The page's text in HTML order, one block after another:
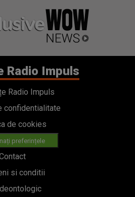
Radio Impuls
Radio Impuls
confidentialitate
de cookies
preferințele
si conditii